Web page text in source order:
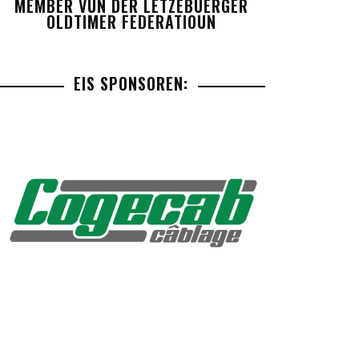
MEMBER VUN DER LETZEBUERGER
OLDTIMER FEDERATIOUN
EIS SPONSOREN: